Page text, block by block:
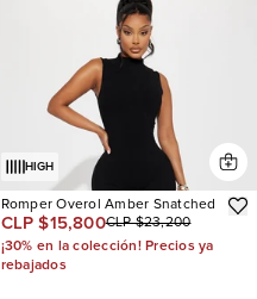
HIGH
Romper Overol Amber Snatched
CLP $15,800CLP $23,200
¡30% en la colección! Precios ya
rebajados